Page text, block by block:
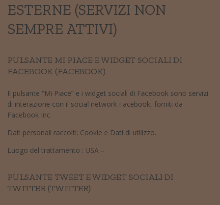
ESTERNE (SERVIZI NON
SEMPRE ATTIVI)
PULSANTE MI PIACE E WIDGET SOCIALI DI
FACEBOOK (FACEBOOK)
Il pulsante “Mi Piace” e i widget sociali di Facebook sono servizi
di interazione con il social network Facebook, forniti da
Facebook Inc.
Dati personali raccolti: Cookie e Dati di utilizzo.
Luogo del trattamento : USA –
PULSANTE TWEET E WIDGET SOCIALI DI
TWITTER (TWITTER)